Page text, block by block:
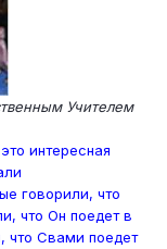
Учителем
интересная
говорили, что
что Он поедет в
что Свами поедет